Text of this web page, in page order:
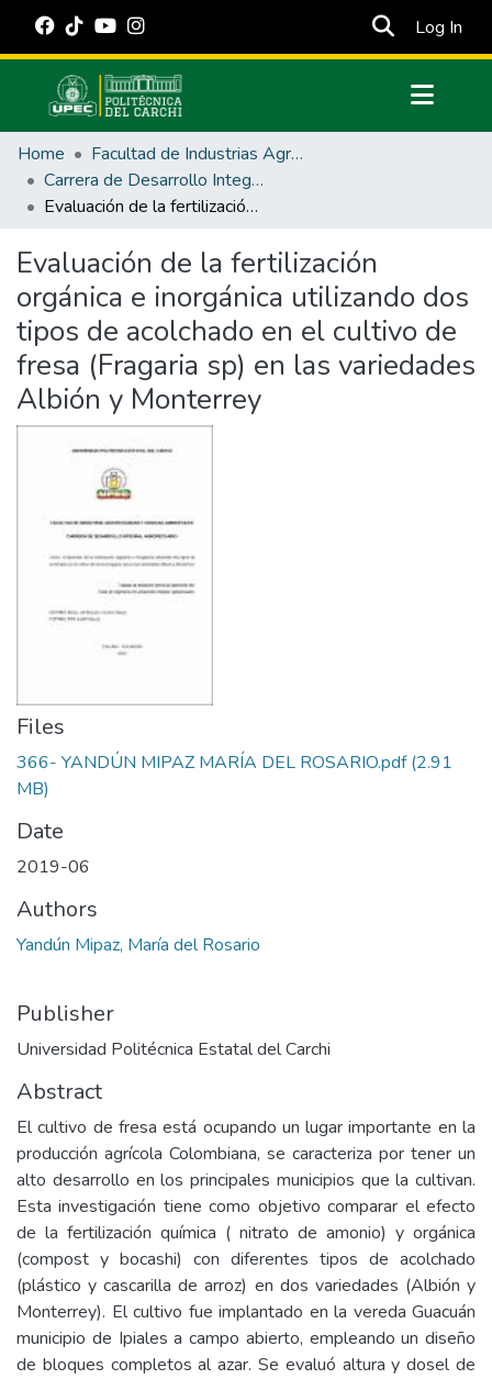
Log In
Communities & Collections
All of DSpace
Statistics
Estadísticas Externas
Manuales
Home
Facultad de Industrias Agropecuarias y Ciencias Ambientales
Carrera de Desarrollo Integral Agropecuario
Evaluación de la fertilización orgánica e inorgánica utilizando dos tipos de acolchado en el cultivo de fresa (Fragaria sp) en las variedades Albión y Monterrey
Evaluación de la fertilización
orgánica e inorgánica utilizando dos
tipos de acolchado en el cultivo de
fresa (Fragaria sp) en las variedades
Albión y Monterrey
Files
366- YANDÚN MIPAZ MARÍA DEL ROSARIO.pdf(2.91
MB)
Date
2019-06
Authors
Yandún Mipaz, María del Rosario
Publisher
Universidad Politécnica Estatal del Carchi
Abstract
El cultivo de fresa está ocupando un lugar importante en la
producción agrícola Colombiana, se caracteriza por tener un
alto desarrollo en los principales municipios que la cultivan.
Esta investigación tiene como objetivo comparar el efecto
de la fertilización química ( nitrato de amonio) y orgánica
(compost y bocashi) con diferentes tipos de acolchado
(plástico y cascarilla de arroz) en dos variedades (Albión y
Monterrey). El cultivo fue implantado en la vereda Guacuán
municipio de Ipiales a campo abierto, empleando un diseño
de bloques completos al azar. Se evaluó altura y dosel de